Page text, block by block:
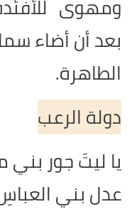
ومهوى
بعد أن أضاء
الطاهرة.
دولة الرعب
يا ليتَ جور
عدل بني